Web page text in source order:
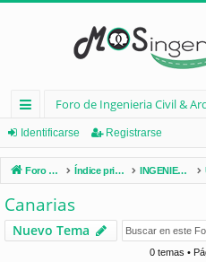
nl
ac
es
rá
pi
Foro de Ingenieria Civil &
Identificarse Registrarse
Foro de Ingenieria Civil & Arquitectura Índice principal INGENIERÍA CIVIL (España)
Canarias
Nuevo Tema
0 temas •